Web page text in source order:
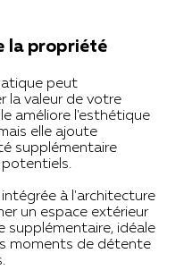
la propriété
peut
la valeur de votre
améliore l'esthétique
elle ajoute
supplémentaire
potentiels.
à l'architecture
un espace extérieur
supplémentaire, idéale
moments de détente